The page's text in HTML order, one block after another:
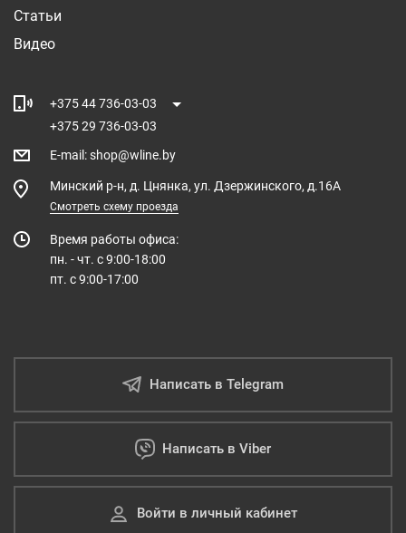
Статьи
Видео
+375 44 736-03-03
+375 29 736-03-03
E-mail :shop@wline.by
Минский р-н, д. Цнянка, ул. Дзержинского, д.16А
Смотреть схему проезда
Время работы офиса:
пн. - чт. с 9:00-18:00
пт. с 9:00-17:00
Написать в Telegram
Написать в Viber
Войти в личный кабинет